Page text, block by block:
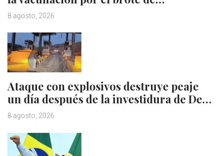
8 agosto, 2026
Ataque con explosivos destruye peaje
un día después de la investidura de De…
8 agosto, 2026